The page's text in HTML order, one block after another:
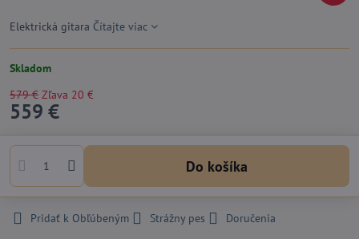
Elektrická gitara Čítajte viac
Skladom
579 € Zľava 20 €
559 €
Do košíka
Pridať k Obľúbeným Strážny pes
Doručenia